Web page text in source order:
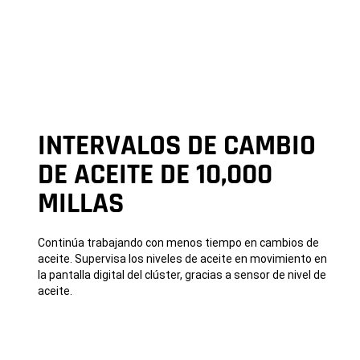
INTERVALOS DE CAMBIO
DE ACEITE DE 10,000
MILLAS
Continúa trabajando con menos tiempo en cambios de
aceite. Supervisa los niveles de aceite en movimiento en
la pantalla digital del clúster, gracias a sensor de nivel de
aceite.